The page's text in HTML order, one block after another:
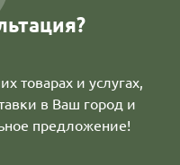
товарах и услугах,
в Ваш город и
предложение!